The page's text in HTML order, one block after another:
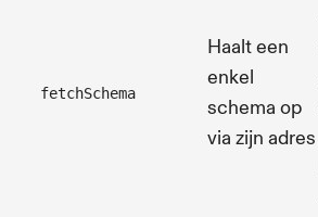
fetchSchema
Haalt een
enkel
schema op
via zijn adres